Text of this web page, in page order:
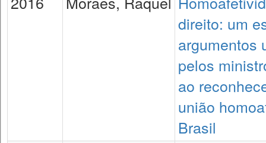
direito: um
argumentos
pelos
ao
união
Brasil